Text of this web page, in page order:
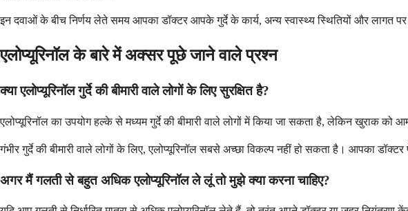
इन दवाओं के बीच निर्णय लेते समय आपका डॉक्टर आपके गुर्दे के कार्य, अन्य स्वास्थ्य स्थितियों और लागत
एलोप्यूरिनॉल के बारे में अक्सर पूछे जाने वाले प्रश्न
क्या एलोप्यूरिनॉल गुर्दे की बीमारी वाले लोगों के लिए सुरक्षित है?
एलोप्यूरिनॉल का उपयोग हल्के से मध्यम गुर्दे की बीमारी वाले लोगों में किया जा सकता है, लेकिन खुराक
गंभीर गुर्दे की बीमारी वाले लोगों के लिए, एलोप्यूरिनॉल सबसे अच्छा विकल्प नहीं हो सकता है। आपका
अगर मैं गलती से बहुत अधिक एलोप्यूरिनॉल ले लूं तो मुझे क्या करना चाहिए?